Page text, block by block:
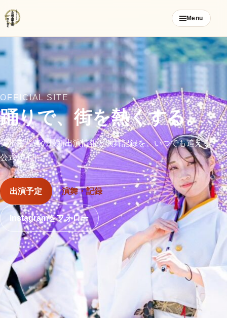
ン
テ
ン
キ
ッ
プ
Menu
ご挨拶
お知らせ
ブログ
メンバー募集
カレンダー
OFFICIAL SITE
踊りで、街を熱くする。
長州南蛮連の最新出演情報と演舞記録を、いつでも追える
公式サイト。
出演予定 演舞・記録
Instagramをフォロー